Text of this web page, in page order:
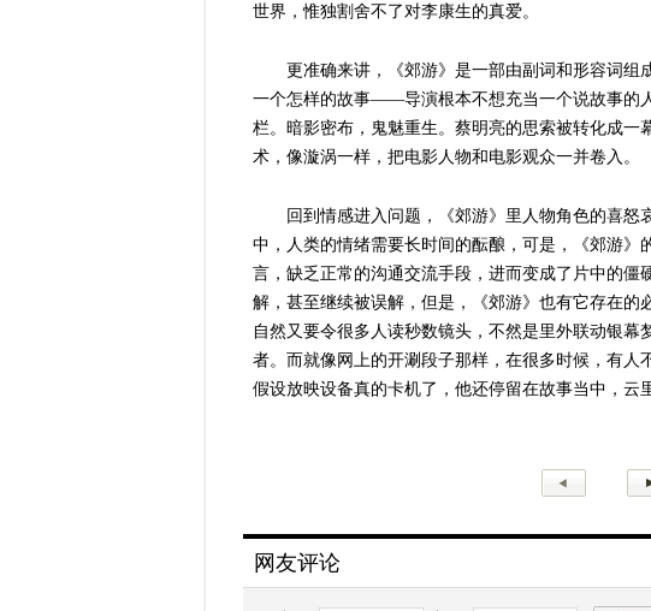
世界，惟独割舍不了对李康生的真爱。
更准确来讲，《郊游》是一部由副词和形容词组
一个怎样的故事——导演根本不想充当一个说故事的
栏。暗影密布，鬼魅重生。蔡明亮的思索被转化成一
术，像漩涡一样，把电影人物和电影观众一并卷入。
回到情感进入问题，《郊游》里人物角色的喜
中，人类的情绪需要长时间的酝酿，可是，《郊游》
言，缺乏正常的沟通交流手段，进而变成了片中的僵
解，甚至继续被误解，但是，《郊游》也有它存在的
自然又要令很多人读秒数镜头，不然是里外联动银
者。而就像网上的开涮段子那样，在很多时候，有人
假设放映设备真的卡机了，他还停留在故事当中，云
网友评论